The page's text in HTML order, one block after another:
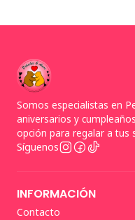
Somos especialistas en
aniversarios y
opción para regalar a tus
Síguenos
INFORMACIÓN
Contacto